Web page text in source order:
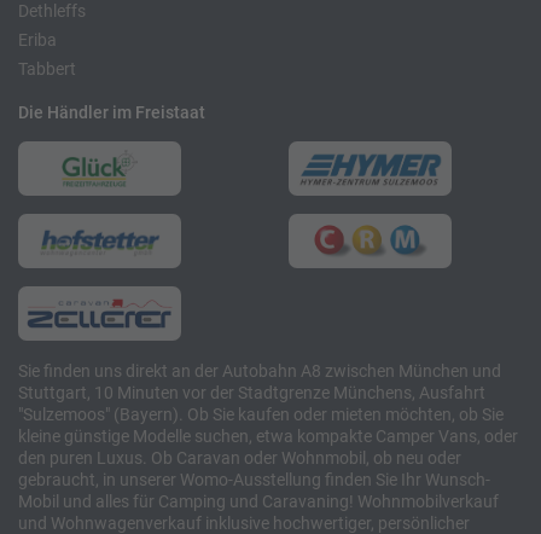
Dethleffs
Eriba
Tabbert
Die Händler im Freistaat
Sie finden uns direkt an der Autobahn A8 zwischen München und
Stuttgart, 10 Minuten vor der Stadtgrenze Münchens, Ausfahrt
"Sulzemoos" (Bayern). Ob Sie kaufen oder mieten möchten, ob Sie
kleine günstige Modelle suchen, etwa kompakte Camper Vans, oder
den puren Luxus. Ob Caravan oder Wohnmobil, ob neu oder
gebraucht, in unserer Womo-Ausstellung finden Sie Ihr Wunsch-
Mobil und alles für Camping und Caravaning! Wohnmobilverkauf
und Wohnwagenverkauf inklusive hochwertiger, persönlicher